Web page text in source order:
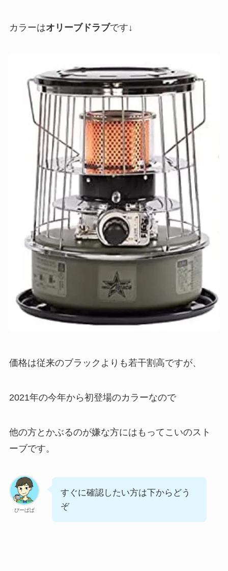
カラーはオリーブドラブです↓
価格は従来のブラックよりも若干割高ですが、
2021年の今年から初登場のカラーなので
他の方とかぶるのが嫌な方にはもってこいのスト
ーブです。
ぴーぱぱ
すぐに確認したい方は下からどう
ぞ